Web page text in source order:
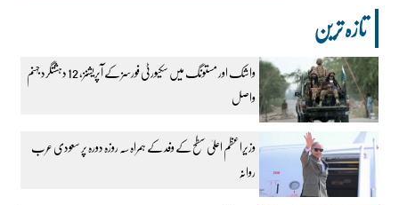
تازہ ترین
واشک اور مستونگ میں سکیورٹی فورسز کے آپریشنز، 12 دہشتگرد جہنم
واصل
وزیراعظم اعلیٰ سطح کے وفد کے ہمراہ سہ روزہ دورہ پر سعودی عرب
روانہ